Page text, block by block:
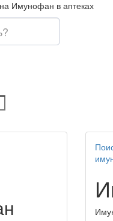
Имунофан в аптеках